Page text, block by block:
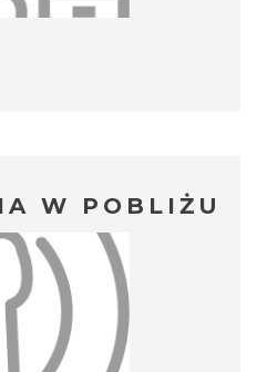
W POBLIŻU